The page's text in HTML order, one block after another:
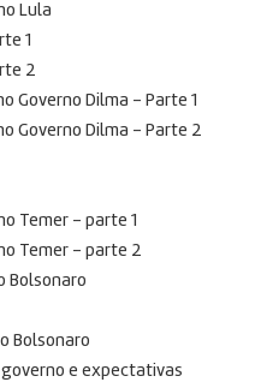
Lula
1
2
Governo Dilma – Parte 1
Governo Dilma – Parte 2
Temer – parte 1
Temer – parte 2
Bolsonaro
Bolsonaro
governo e expectativas